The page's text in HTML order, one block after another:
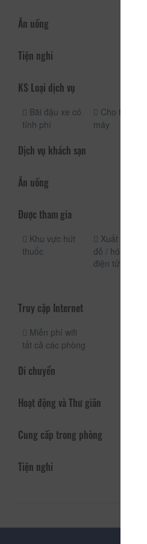
Ăn uống
Tiện nghi
KS Loại dịch vụ
Bãi đậu xe có
tính phí
Cho thuê xe
máy
Dịch vụ khách sạn
Ăn uống
Được tham gia
Khu vực hút
thuốc
Xuất hóa đơn
đỏ / hóa đơn
điện tử
Truy cập Internet
Miễn phí wifi
tất cả các phòng
Di chuyển
Hoạt động và Thư giãn
Cung cấp trong phòng
Tiện nghi